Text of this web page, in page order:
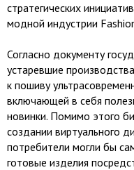
стратегических
модной индустрии
Согласно документу
устаревшие
к пошиву
включающей в себя
новинки. Помимо этого
создании виртуального
потребители могли бы
готовые изделия